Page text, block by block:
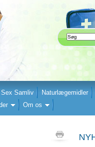
Sex Samliv Naturlægemidler
Om os